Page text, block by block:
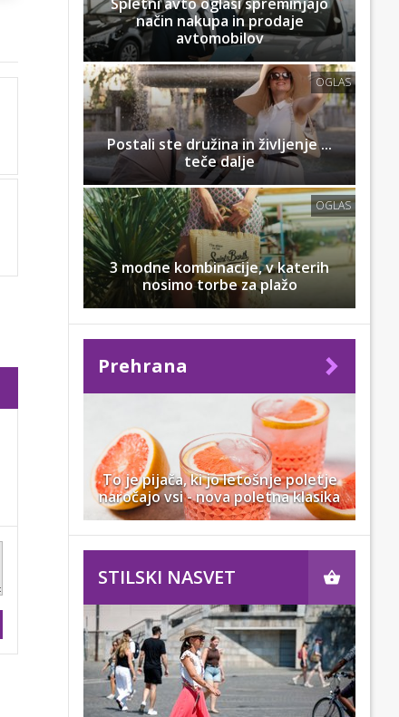
način nakupa in prodaje
avtomobilov
OGLAS
Postali ste družina in življenje ...
teče dalje
OGLAS
3 modne kombinacije, v katerih
nosimo torbe za plažo
Prehrana
To je pijača, ki jo letošnje poletje
naročajo vsi - nova poletna klasika
STILSKI NASVET